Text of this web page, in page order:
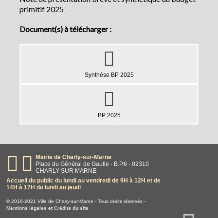
primitif 2025
Document(s) à télécharger :
Synthèse BP 2025
BP 2025
Mairie de Charly-sur-Marne
Place du Général de Gaulle - B.P.6 - 02310
CHARLY SUR MARNE
Accueil du public du lundi au vendredi de 9H à 12H et de
14H à 17H du lundi au jeudi
© 2016-2021 Ville de Charly-sur-Marne - Tous droits réservés -
Mentions légales et Crédits du site